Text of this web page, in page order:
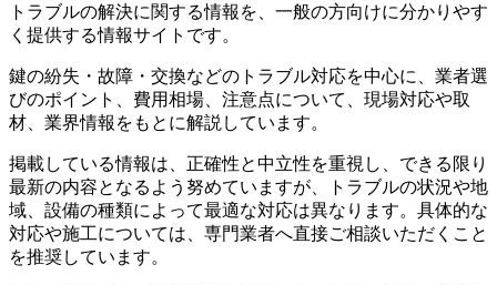
トラブルの解決に関する情報を、一般の方向けに分かりやす
く提供する情報サイトです。
鍵の紛失・故障・交換などのトラブル対応を中心に、業者選
びのポイント、費用相場、注意点について、現場対応や取
材、業界情報をもとに解説しています。
掲載している情報は、正確性と中立性を重視し、できる限り
最新の内容となるよう努めていますが、トラブルの状況や地
域、設備の種類によって最適な対応は異なります。具体的な
対応や施工については、専門業者へ直接ご相談いただくこと
を推奨しています。